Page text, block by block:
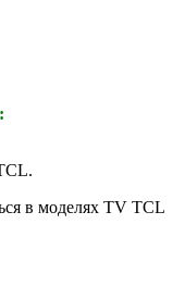
в моделях TV TCL